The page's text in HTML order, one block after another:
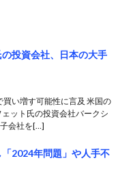
投資会社、日本の大手
い増す可能性に言及 米国の
ット氏の投資会社バークシ
会社を[…]
2024年問題」や人手不